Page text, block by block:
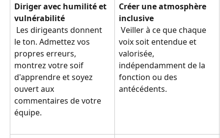
Diriger avec humilité et
vulnérabilité
Les dirigeants donnent
le ton. Admettez vos
propres erreurs,
montrez votre soif
d'apprendre et soyez
ouvert aux
commentaires de votre
équipe.
Créer une atmosphère
inclusive
Veiller à ce que chaque
voix soit entendue et
valorisée,
indépendamment de la
fonction ou des
antécédents.